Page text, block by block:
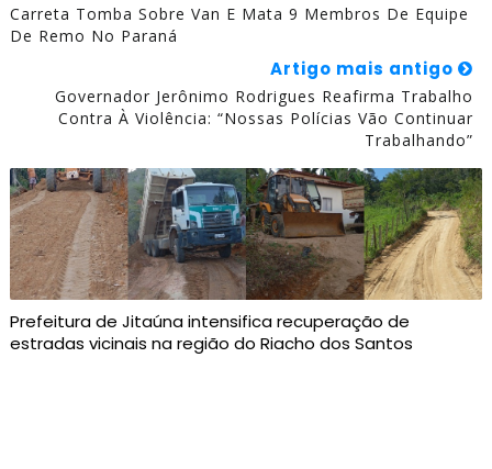
Carreta Tomba Sobre Van E Mata 9 Membros De Equipe
De Remo No Paraná
Artigo mais antigo
Governador Jerônimo Rodrigues Reafirma Trabalho
Contra À Violência: “Nossas Polícias Vão Continuar
Trabalhando”
Prefeitura de Jitaúna intensifica recuperação de
estradas vicinais na região do Riacho dos Santos